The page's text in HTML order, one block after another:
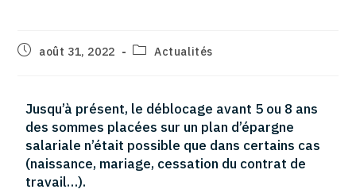
août 31, 2022 Actualités
Jusqu’à présent, le déblocage avant 5 ou 8 ans
des sommes placées sur un plan d’épargne
salariale n’était possible que dans certains cas
(naissance, mariage, cessation du contrat de
travail…).